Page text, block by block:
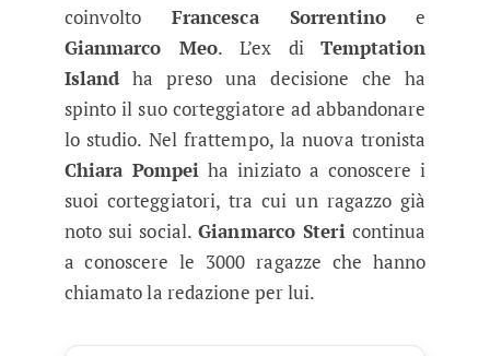
coinvolto Francesca Sorrentino e
Gianmarco Meo. L’ex diTemptation
Island ha preso una decisione che ha
spinto il suo corteggiatore ad abbandonare
lo studio. Nel frattempo, la nuova tronista
Chiara Pompei ha iniziato a conoscere i
suoi corteggiatori, tra cui un ragazzo già
noto sui social.Gianmarco Stericontinua
a conoscere le 3000 ragazze che hanno
chiamato la redazione per lui.